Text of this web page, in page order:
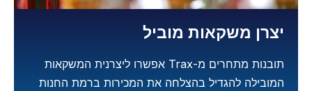
יצרן משקאות מוביל
תובנות מתחרים מ-Trax אפשרו ליצרנית המשקאות
המובילה להגדיל בהצלחה את המכירות ברמת החנות